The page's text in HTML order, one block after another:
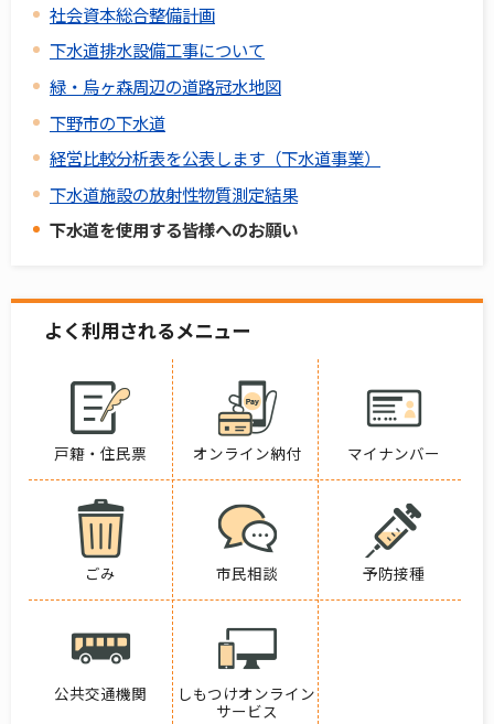
社会資本総合整備計画
下水道排水設備工事について
緑・烏ヶ森周辺の道路冠水地図
下野市の下水道
経営比較分析表を公表します（下水道事業）
下水道施設の放射性物質測定結果
下水道を使用する皆様へのお願い
よく利用されるメニュー
戸籍・住民票 オンライン納付 マイナンバー
ごみ 市民相談 予防接種
公共交通機関
しもつけオンライン
サービス